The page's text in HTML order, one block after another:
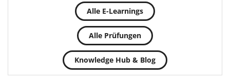
Alle E-Learnings
Alle Prüfungen
Knowledge Hub & Blog